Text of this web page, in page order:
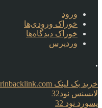
ورود
خوراک ورودی‌ها
خوراک دیدگاه‌ها
وردپرس
.
خرید بک لینک behtarinbacklink.com
لایسنس نود32
پسورد نود 32